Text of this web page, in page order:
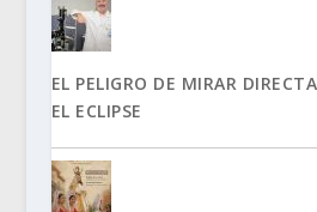
EL PELIGRO DE MIRAR
EL ECLIPSE